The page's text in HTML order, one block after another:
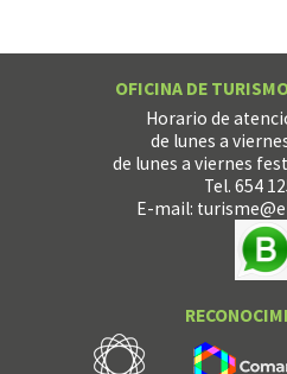
OFICINA DE
Horario de
de lunes a
de lunes a viernes
Tel. 654
E-mail: